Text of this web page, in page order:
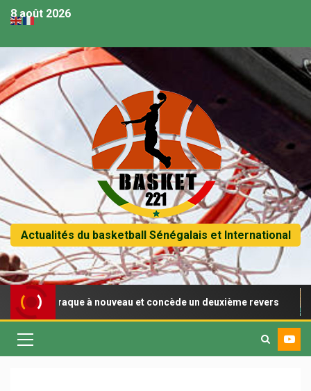
8 août 2026
Actualités du basketball Sénégalais et International
craque à nouveau et concède un deuxième revers